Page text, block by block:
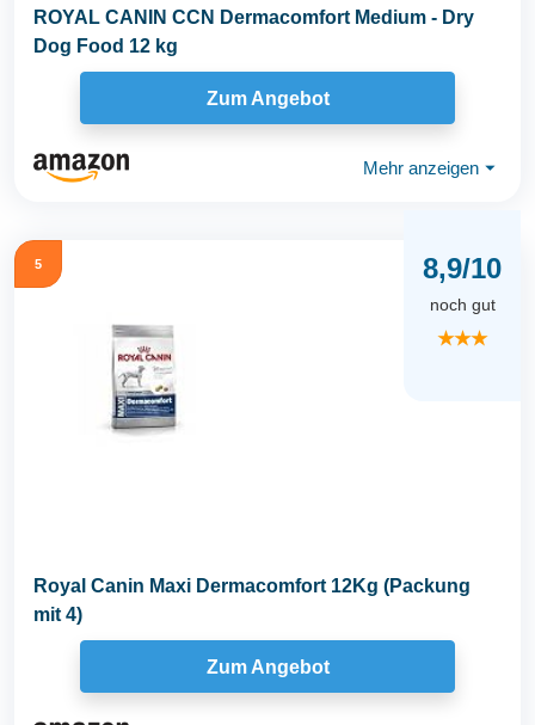
ROYAL CANIN CCN Dermacomfort Medium - Dry
Dog Food 12 kg
Zum Angebot
Mehr anzeigen ⏷
5 8,9/10
noch gut
★★★
Royal Canin Maxi Dermacomfort 12Kg (Packung
mit 4)
Zum Angebot